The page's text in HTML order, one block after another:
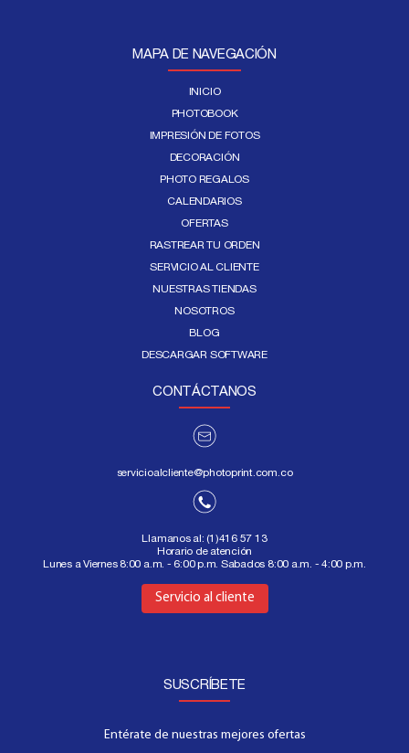
MAPA DE NAVEGACIÓN
INICIO
PHOTOBOOK
IMPRESIÓN DE FOTOS
DECORACIÓN
PHOTO REGALOS
CALENDARIOS
OFERTAS
RASTREAR TU ORDEN
SERVICIO AL CLIENTE
NUESTRAS TIENDAS
NOSOTROS
BLOG
DESCARGAR SOFTWARE
CONTÁCTANOS
servicioalcliente@photoprint.com.co
Llamanos al: (1)416 57 13
Horario de atención
Lunes a Viernes 8:00 a.m. - 6:00 p.m. Sabados 8:00 a.m. - 4:00 p.m.
Servicio al cliente
Aquí
SUSCRÍBETE
Entérate de nuestras mejores ofertas